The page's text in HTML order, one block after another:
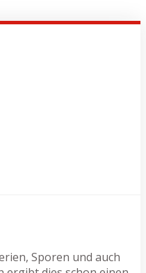
Sporen und auch